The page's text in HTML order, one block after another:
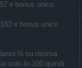
e bonus unico
e bonus unico
% su risorsa
solo liv.100 quindi